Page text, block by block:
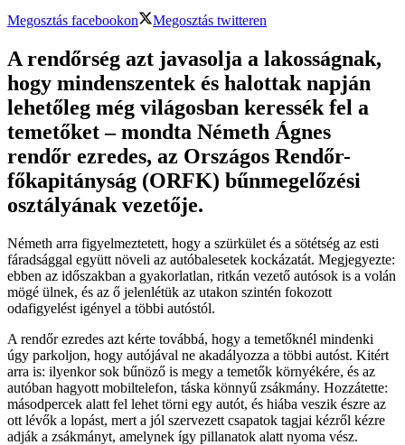
Megosztás facebookon Megosztás twitteren
A rendőrség azt javasolja a lakosságnak,
hogy mindenszentek és halottak napján
lehetőleg még világosban keressék fel a
temetőket – mondta Németh Ágnes
rendőr ezredes, az Országos Rendőr-
főkapitányság (ORFK) bűnmegelőzési
osztályának vezetője.
Németh arra figyelmeztetett, hogy a szürkület és a sötétség az esti
fáradsággal együtt növeli az autóbalesetek kockázatát. Megjegyezte:
ebben az időszakban a gyakorlatlan, ritkán vezető autósok is a volán
mögé ülnek, és az ő jelenlétük az utakon szintén fokozott
odafigyelést igényel a többi autóstól.
A rendőr ezredes azt kérte továbbá, hogy a temetőknél mindenki
úgy parkoljon, hogy autójával ne akadályozza a többi autóst. Kitért
arra is: ilyenkor sok bűnöző is megy a temetők környékére, és az
autóban hagyott mobiltelefon, táska könnyű zsákmány. Hozzátette:
másodpercek alatt fel lehet törni egy autót, és hiába veszik észre az
ott lévők a lopást, mert a jól szervezett csapatok tagjai kézről kézre
adják a zsákmányt, amelynek így pillanatok alatt nyoma vész.